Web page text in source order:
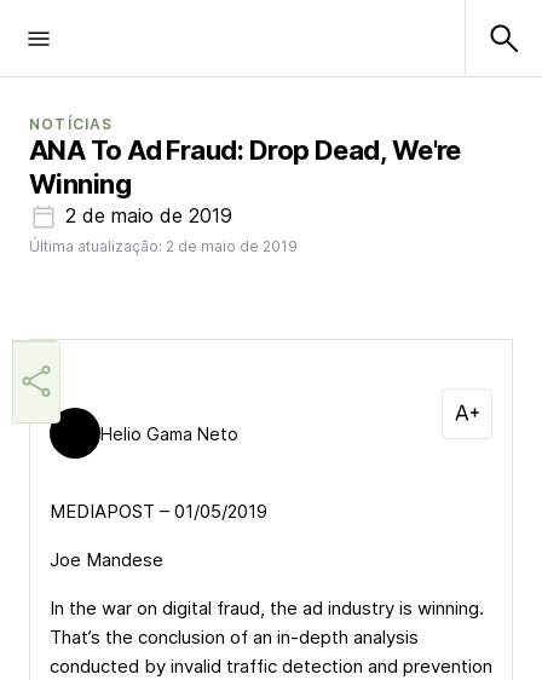
NOTÍCIAS
ANA To Ad Fraud: Drop Dead, We're
Winning
2 de maio de 2019
Última atualização: 2 de maio de 2019
Helio Gama Neto
MEDIAPOST – 01/05/2019
Joe Mandese
In the war on digital fraud, the ad industry is winning.
That’s the conclusion of an in-depth analysis
conducted by invalid traffic detection and prevention